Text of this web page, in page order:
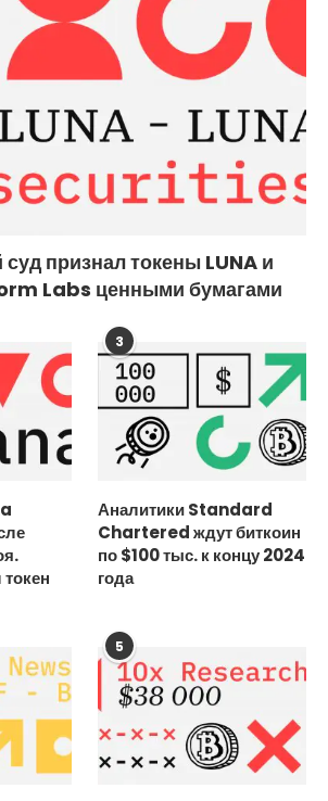
признал токены LUNA и
Labs ценными бумагами
3
Аналитики Standard
Chartered ждут биткоин
по $100 тыс. к концу 2024
года
5